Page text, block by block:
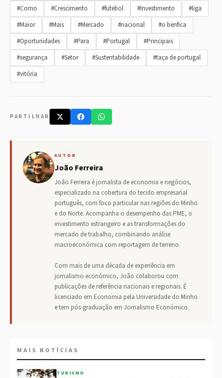
#Como #Crescimento #futebol #Investimento
#liga
#Maior
#Mais #Mercado #nacional
#o benfica
#Oportunidades
#Para #Portugal
#Principais
#segurança
#Setor #Sustentabilidade
#taça de portugal
#vitória
PARTILHAR
AUTOR
João Ferreira
João Ferreira é jornalista de economia e negócios,
especializado na cobertura do tecido empresarial
português, com foco particular nas regiões do Minho
e do Norte. Acompanha o desempenho das PME, o
investimento estrangeiro e as transformações do
mercado de trabalho, combinando análise
macroeconómica com reportagem de terreno.
Com mais de uma década de experiência em
jornalismo económico, João colaborou com
publicações de referência nacionais e regionais. É
licenciado em Economia pela Universidade do Minho
e tem pós-graduação em Jornalismo Económico.
MAIS NOTÍCIAS
TURISMO